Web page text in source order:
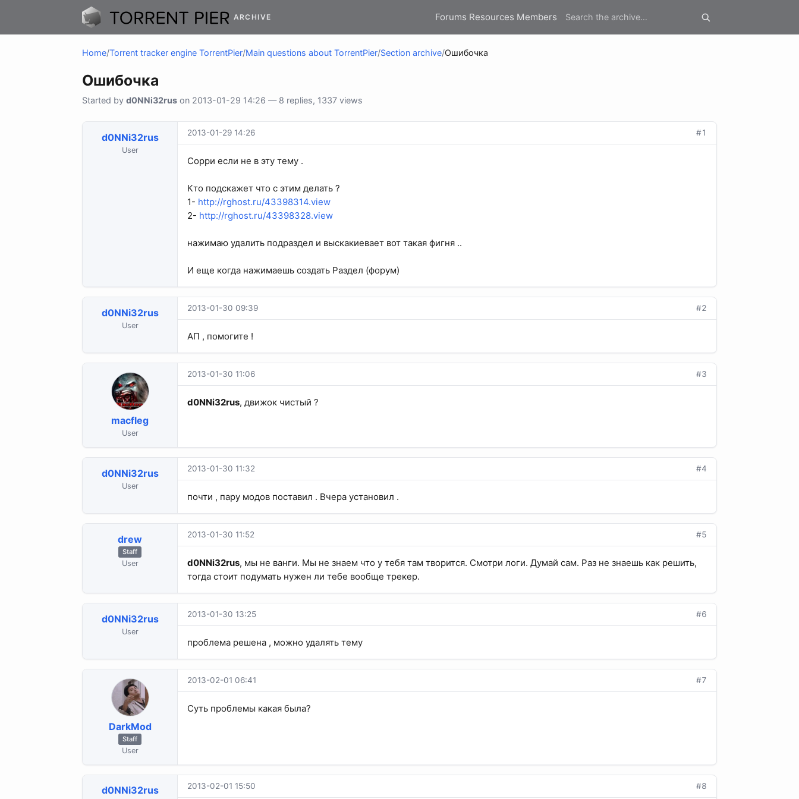
ARCHIVE Forums Resources Members
Home/Torrent tracker engine TorrentPier/Main questions about TorrentPier/Section archive/Ошибочка
Ошибочка
Started by d0NNi32rus on 2013-01-29 14:26 — 8 replies, 1337 views
d0NNi32rus
User
2013-01-29 14:26 #1
Сорри если не в эту тему .
Кто подскажет что с этим делать ?
1- http://rghost.ru/43398314.view
2- http://rghost.ru/43398328.view
нажимаю удалить подраздел и выскакиевает вот такая фигня ..
И еще когда нажимаешь создать Раздел (форум)
d0NNi32rus
User
2013-01-30 09:39 #2
АП , помогите !
macfleg
User
2013-01-30 11:06 #3
d0NNi32rus, движок чистый ?
d0NNi32rus
User
2013-01-30 11:32 #4
почти , пару модов поставил . Вчера установил .
drew
Staff
User
2013-01-30 11:52 #5
d0NNi32rus, мы не ванги. Мы не знаем что у тебя там творится. Смотри логи. Думай сам. Раз не знаешь как решить,
тогда стоит подумать нужен ли тебе вообще трекер.
d0NNi32rus
User
2013-01-30 13:25 #6
проблема решена , можно удалять тему
DarkMod
Staff
User
2013-02-01 06:41 #7
Суть проблемы какая была?
d0NNi32rus 2013-02-01 15:50 #8